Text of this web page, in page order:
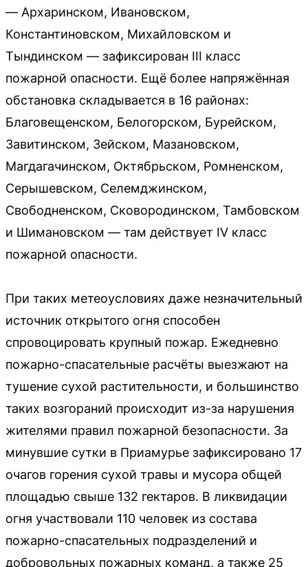
— Архаринском, Ивановском,
Константиновском, Михайловском и
Тындинском — зафиксирован III класс
пожарной опасности. Ещё более напряжённая
обстановка складывается в 16 районах:
Благовещенском, Белогорском, Бурейском,
Завитинском, Зейском, Мазановском,
Магдагачинском, Октябрьском, Ромненском,
Серышевском, Селемджинском,
Свободненском, Сковородинском, Тамбовском
и Шимановском — там действует IV класс
пожарной опасности.
При таких метеоусловиях даже незначительный
источник открытого огня способен
спровоцировать крупный пожар. Ежедневно
пожарно-спасательные расчёты выезжают на
тушение сухой растительности, и большинство
таких возгораний происходит из-за нарушения
жителями правил пожарной безопасности. За
минувшие сутки в Приамурье зафиксировано 17
очагов горения сухой травы и мусора общей
площадью свыше 132 гектаров. В ликвидации
огня участвовали 110 человек из состава
пожарно-спасательных подразделений и
добровольных пожарных команд, а также 25